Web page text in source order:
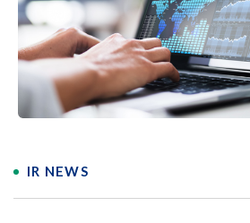
IR NEWS
サステナビリティ
採用情報